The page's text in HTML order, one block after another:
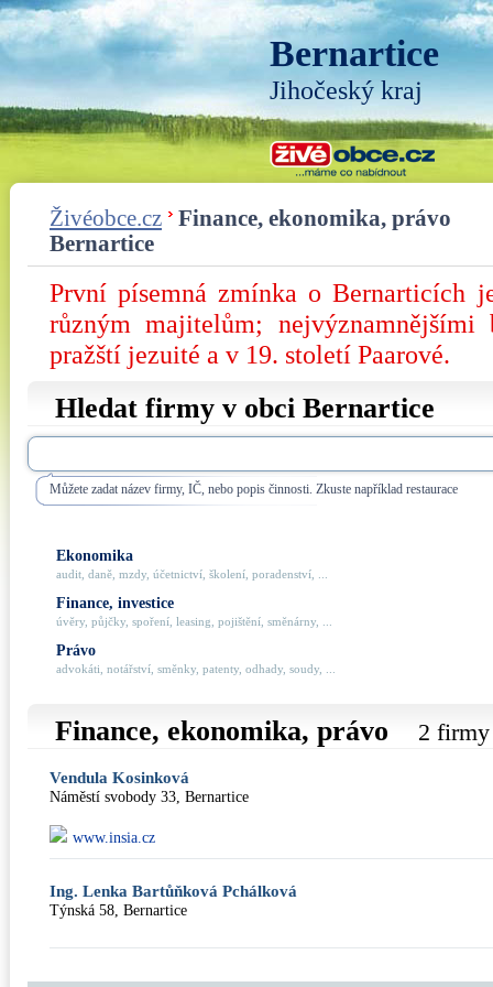
Bernartice
Jihočeský kraj
Živéobce.cz
Finance, ekonomika, právo
Bernartice
První písemná zmínka o Bernarticích
různým majitelům;
pražští jezuité a v 19. století Paarové.
Hledat firmy v obci Bernartice
Můžete zadat název firmy, IČ, nebo popis činnosti. Zkuste například restaurace
Ekonomika
audit, daně, mzdy, účetnictví, školení, poradenství, ...
Finance, investice
úvěry, půjčky, spoření, leasing, pojištění, směnárny, ...
Právo
advokáti, notářství, směnky, patenty, odhady, soudy, ...
Finance, ekonomika, právo 2 firmy
Vendula Kosinková
Náměstí svobody 33, Bernartice
www.insia.cz
Ing. Lenka Bartůňková Pchálková
Týnská 58, Bernartice